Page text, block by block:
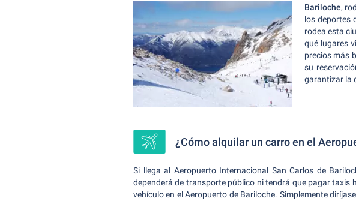
Bariloche,
los deportes
rodea esta
qué lugares
precios más
su
garantizar la
¿Cómo alquilar un carro en el
Si llega al Aeropuerto Internacional San Carlos de
dependerá de transporte público ni tendrá que pagar taxis
vehículo en el Aeropuerto de Bariloche. Simplemente